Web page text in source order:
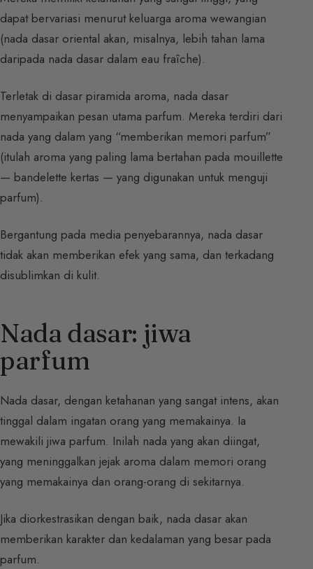
dapat bervariasi menurut keluarga aroma wewangian
(nada dasar oriental akan, misalnya, lebih tahan lama
daripada nada dasar dalam eau fraîche).
Terletak di dasar piramida aroma, nada dasar
menyampaikan pesan utama parfum. Mereka terdiri dari
nada yang dalam yang “memberikan memori parfum”
(itulah aroma yang paling lama bertahan pada mouillette
— bandelette kertas — yang digunakan untuk menguji
parfum).
Bergantung pada media penyebarannya, nada dasar
tidak akan memberikan efek yang sama, dan terkadang
disublimkan di kulit.
Nada dasar: jiwa
parfum
Nada dasar, dengan ketahanan yang sangat intens, akan
tinggal dalam ingatan orang yang memakainya. Ia
mewakili jiwa parfum. Inilah nada yang akan diingat,
yang meninggalkan jejak aroma dalam memori orang
yang memakainya dan orang-orang di sekitarnya.
Jika diorkestrasikan dengan baik, nada dasar akan
memberikan karakter dan kedalaman yang besar pada
parfum.